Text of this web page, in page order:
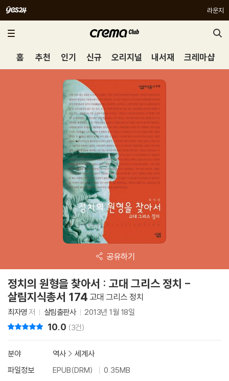
라운지
홈 추천 인기 신규 오리지널 내서재 크레마샵
공유하기
정치의 원형을 찾아서 : 고대 그리스 정치 -
살림지식총서 174 고대 그리스 정치
최자영 저 살림출판사 2013년 1월 18일
10.0 (3건)
분야 역사> 세계사
파일정보
EPUB(DRM)
0.35MB